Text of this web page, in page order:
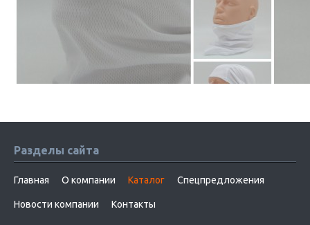
Разделы сайта
Главная О компании Каталог Спецпредложения
Новости компании Контакты